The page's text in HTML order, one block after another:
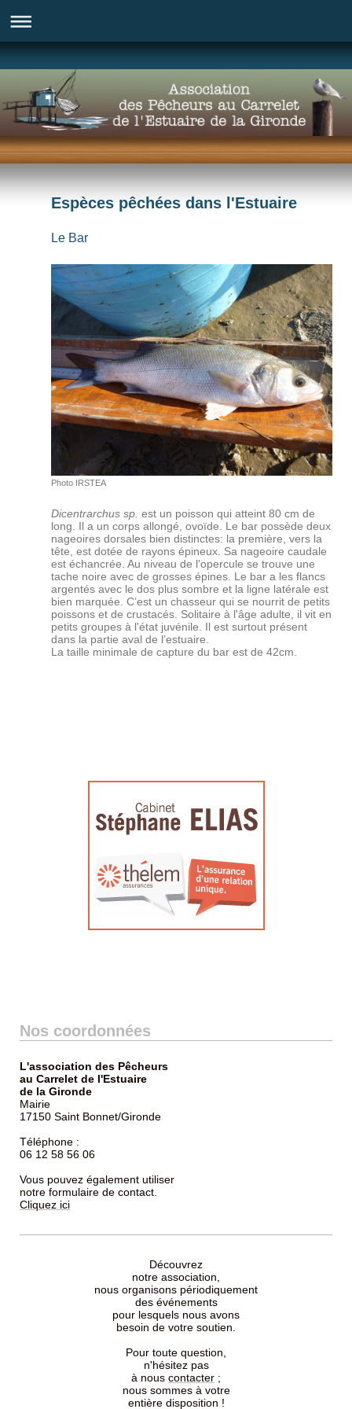
Espèces pêchées dans l'Estuaire
Le Bar
Photo IRSTEA
Dicentrarchus sp. est un poisson qui atteint 80 cm de
long. Il a un corps allongé, ovoïde. Le bar possède deux
nageoires dorsales bien distinctes: la première, vers la
tête, est dotée de rayons épineux. Sa nageoire caudale
est échancrée. Au niveau de l'opercule se trouve une
tache noire avec de grosses épines. Le bar a les flancs
argentés avec le dos plus sombre et la ligne latérale est
bien marquée. C’est un chasseur qui se nourrit de petits
poissons et de crustacés. Solitaire à l'âge adulte, il vit en
petits groupes à l'état juvénile. Il est surtout présent
dans la partie aval de l’estuaire.
La taille minimale de capture du bar est de 42cm.
Nos coordonnées
L'association des Pêcheurs
au Carrelet de l'Estuaire
de la Gironde
Mairie
17150 Saint Bonnet/Gironde
Téléphone :
06 12 58 56 06
Vous pouvez également utiliser
notre formulaire de contact.
Cliquez ici
Découvrez
notre association,
nous organisons périodiquement
des événements
pour lesquels nous avons
besoin de votre soutien.
Pour toute question,
n'hésitez pas
à nous contacter ;
nous sommes à votre
entière disposition !